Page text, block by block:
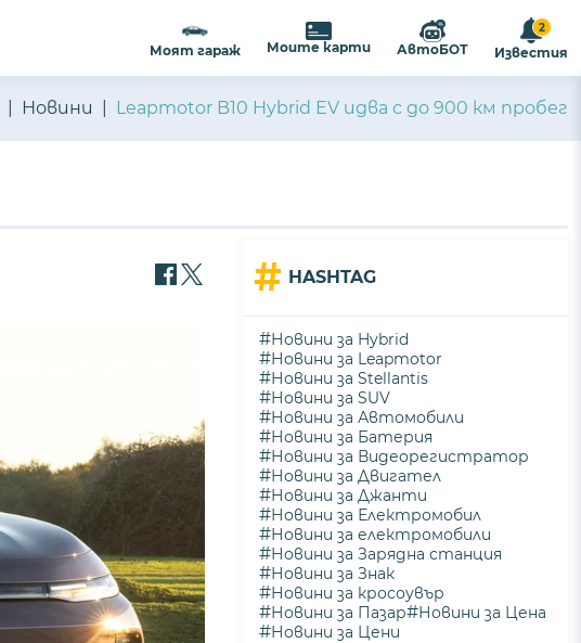
Моят гараж Моите карти АвтоБОТ
2
Известия
Новини Leapmotor B10 Hybrid EV идва с до 900 км пробег
# HASHTAG
#Новини за Hybrid
#Новини за Leapmotor
#Новини за Stellantis
#Новини за SUV
#Новини за Автомобили
#Новини за Батерия
#Новини за Видеорегистратор
#Новини за Двигател
#Новини за Джанти
#Новини за Електромобил
#Новини за електромобили
#Новини за Зарядна станция
#Новини за Знак
#Новини за кросоувър
#Новини за Пазар#Новини за Цена
#Новини за Цени